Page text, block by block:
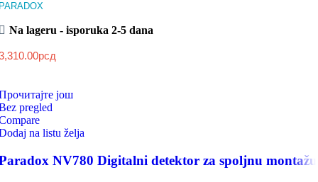
Na lageru - isporuka 2-5 dana
рсд
још
pregled
na listu želja
NV780 Digitalni detektor za spoljnu montažu